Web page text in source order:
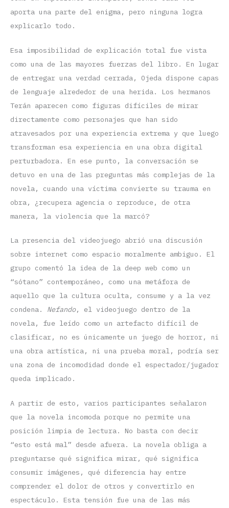
aporta una parte del enigma, pero ninguna logra
explicarlo todo.
Esa imposibilidad de explicación total fue vista
como una de las mayores fuerzas del libro. En lugar
de entregar una verdad cerrada, Ojeda dispone capas
de lenguaje alrededor de una herida. Los hermanos
Terán aparecen como figuras difíciles de mirar
directamente como personajes que han sido
atravesados por una experiencia extrema y que luego
transforman esa experiencia en una obra digital
perturbadora. En ese punto, la conversación se
detuvo en una de las preguntas más complejas de la
novela, cuando una víctima convierte su trauma en
obra, ¿recupera agencia o reproduce, de otra
manera, la violencia que la marcó?
La presencia del videojuego abrió una discusión
sobre internet como espacio moralmente ambiguo. El
grupo comentó la idea de la deep web como un
“sótano” contemporáneo, como una metáfora de
aquello que la cultura oculta, consume y a la vez
condena. Nefando, el videojuego dentro de la
novela, fue leído como un artefacto difícil de
clasificar, no es únicamente un juego de horror, ni
una obra artística, ni una prueba moral, podría ser
una zona de incomodidad donde el espectador/jugador
queda implicado.
A partir de esto, varios participantes señalaron
que la novela incomoda porque no permite una
posición limpia de lectura. No basta con decir
“esto está mal” desde afuera. La novela obliga a
preguntarse qué significa mirar, qué significa
consumir imágenes, qué diferencia hay entre
comprender el dolor de otros y convertirlo en
espectáculo. Esta tensión fue una de las más